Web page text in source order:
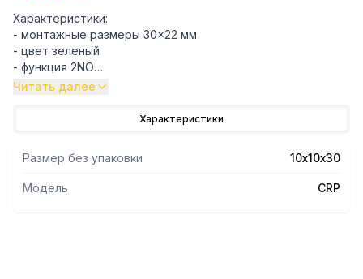
Характеристики:
- монтажные размеры 30x22 мм
- цвет зеленый
- функция 2NO
- напряжение 250 В
- тип с резиновым кольцом
- Тип защиты IP65
- форма ключа прямоугольная
- с подсветкой
Читать далее
Характеристики
Размер без упаковки 10х10х30
Модель CRP